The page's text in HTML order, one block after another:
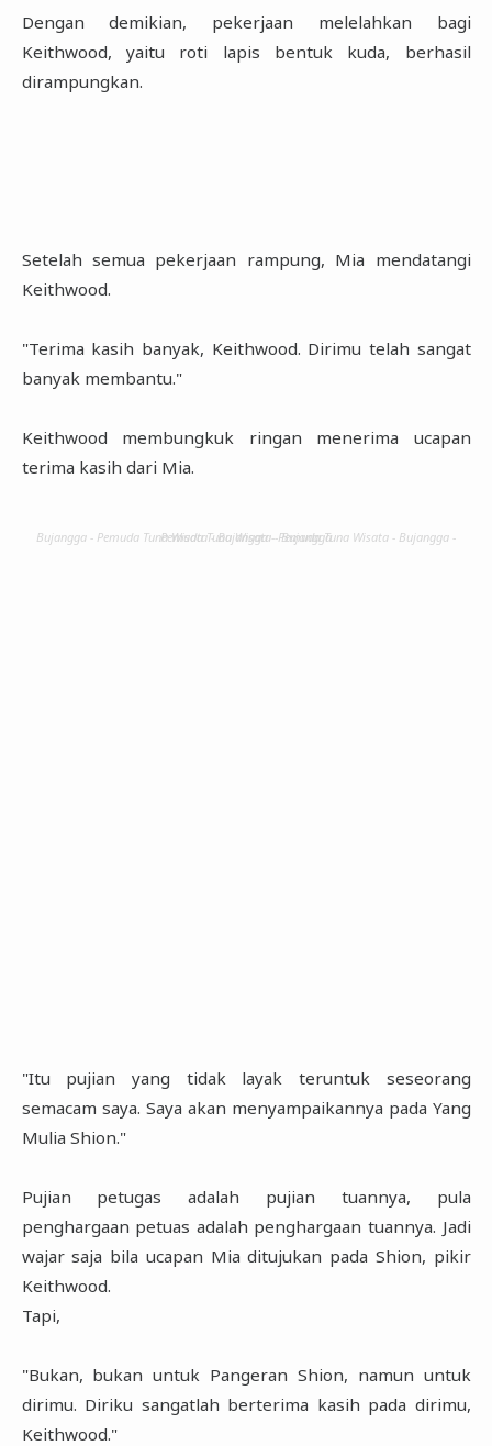
Dengan demikian, pekerjaan melelahkan bagi
Keithwood, yaitu roti lapis bentuk kuda, berhasil
dirampungkan.
Setelah semua pekerjaan rampung, Mia mendatangi
Keithwood.
"Terima kasih banyak, Keithwood. Dirimu telah sangat
banyak membantu."
Keithwood membungkuk ringan menerima ucapan
terima kasih dari Mia.
Bujangga - Pemuda Tuna Wisata - Bujangga - Pemuda Tuna Wisata - Bujangga - Pemuda Tuna Wisata - Bujangga
"Itu pujian yang tidak layak teruntuk seseorang
semacam saya. Saya akan menyampaikannya pada Yang
Mulia Shion."
Pujian petugas adalah pujian tuannya, pula
penghargaan petuas adalah penghargaan tuannya. Jadi
wajar saja bila ucapan Mia ditujukan pada Shion, pikir
Keithwood.
Tapi,
"Bukan, bukan untuk Pangeran Shion, namun untuk
dirimu. Diriku sangatlah berterima kasih pada dirimu,
Keithwood."